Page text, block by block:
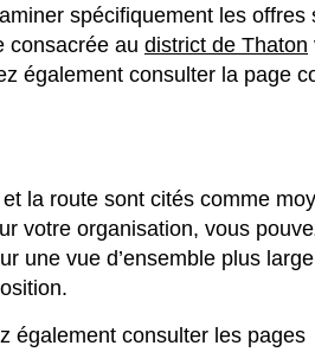
spécifiquement les offres
consacrée au district de Thaton
également consulter la page
la route sont cités comme
votre organisation, vous
une vue d’ensemble plus
également consulter les pages